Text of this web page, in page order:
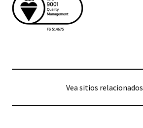
Vea sitios relacionados